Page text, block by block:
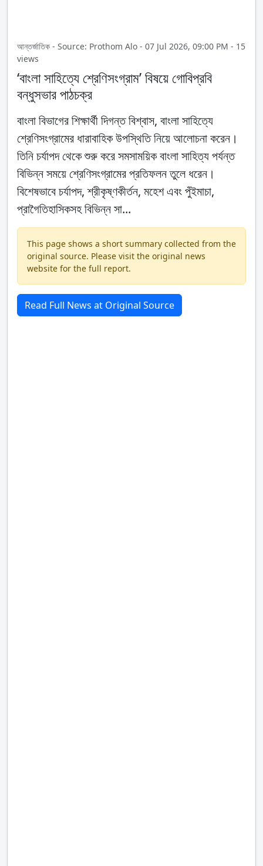
আন্তর্জাতিক - Source: Prothom Alo - 07 Jul 2026, 09:00 PM - 15
views
‘বাংলা সাহিত্যে শ্রেণিসংগ্রাম’ বিষয়ে গোবিপ্রবি
বন্ধুসভার পাঠচক্র
বাংলা বিভাগের শিক্ষার্থী দিগন্ত বিশ্বাস, বাংলা সাহিত্যে
শ্রেণিসংগ্রামের ধারাবাহিক উপস্থিতি নিয়ে আলোচনা করেন।
তিনি চর্যাপদ থেকে শুরু করে সমসাময়িক বাংলা সাহিত্য পর্যন্ত
বিভিন্ন সময়ে শ্রেণিসংগ্রামের প্রতিফলন তুলে ধরেন।
বিশেষভাবে চর্যাপদ, শ্রীকৃষ্ণকীর্তন, মহেশ এবং পুঁইমাচা,
প্রাগৈতিহাসিকসহ বিভিন্ন সা...
This page shows a short summary collected from the
original source. Please visit the original news
website for the full report.
Read Full News at Original Source